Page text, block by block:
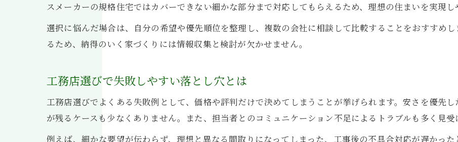
スメーカーの規格住宅ではカバーできない細かな部分まで対応してもらえるため、理想の住まいを実現し
選択に悩んだ場合は、自分の希望や優先順位を整理し、複数の会社に相談して比較することをおすすめ
るため、納得のいく家づくりには情報収集と検討が欠かせません。
工務店選びで失敗しやすい落とし穴とは
工務店選びでよくある失敗例として、価格や評判だけで決めてしまうことが挙げられます。安さを優先
が残るケースも少なくありません。また、担当者とのコミュニケーション不足によるトラブルも多く見受
例えば、細かな要望が伝わらず、理想と異なる間取りになってしまった、工事後の不具合対応が遅かっ